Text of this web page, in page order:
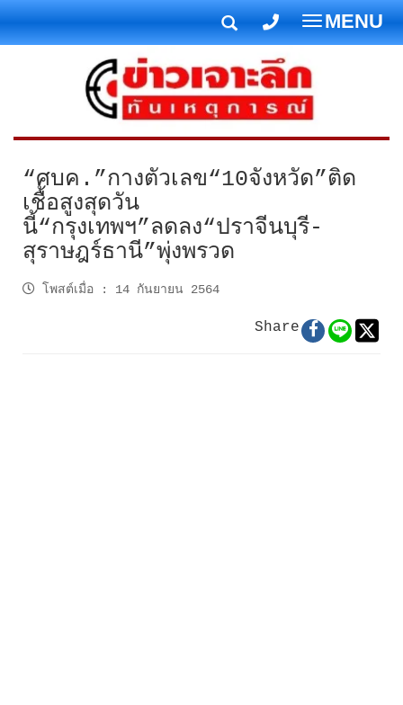
T
o
g
g
l
e
n
a
i
i
MENU
“ศบค.”กางตัวเลข“10จังหวัด”ติด
เชื้อสูงสุดวัน
นี้“กรุงเทพฯ”ลดลง“ปราจีนบุรี-
สุราษฎร์ธานี”พุ่งพรวด
โพสต์เมื่อ : 14 กันยายน 2564
Share